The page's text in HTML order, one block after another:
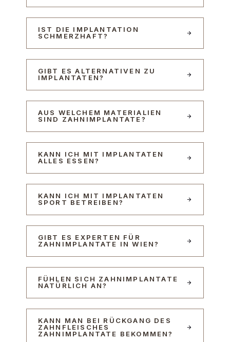
IST DIE IMPLANTATION
SCHMERZHAFT?
GIBT ES ALTERNATIVEN ZU
IMPLANTATEN?
AUS WELCHEM MATERIALIEN
SIND ZAHNIMPLANTATE?
KANN ICH MIT IMPLANTATEN
ALLES ESSEN?
KANN ICH MIT IMPLANTATEN
SPORT BETREIBEN?
GIBT ES EXPERTEN FÜR
ZAHNIMPLANTATE IN WIEN?
FÜHLEN SICH ZAHNIMPLANTATE
NATÜRLICH AN?
KANN MAN BEI RÜCKGANG DES
ZAHNFLEISCHES
ZAHNIMPLANTATE BEKOMMEN?